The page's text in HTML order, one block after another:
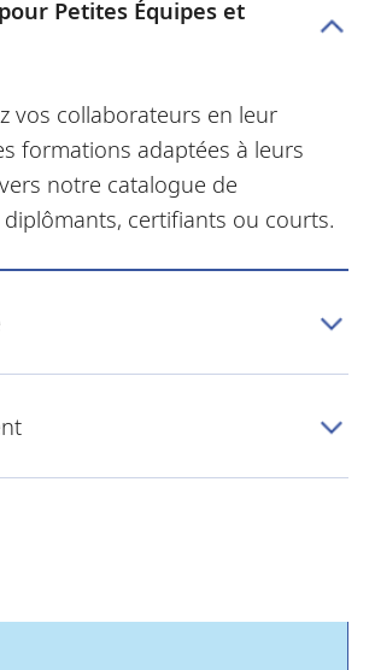
Petites Équipes et
vos collaborateurs en leur
formations adaptées à leurs
notre catalogue de
certifiants ou courts.